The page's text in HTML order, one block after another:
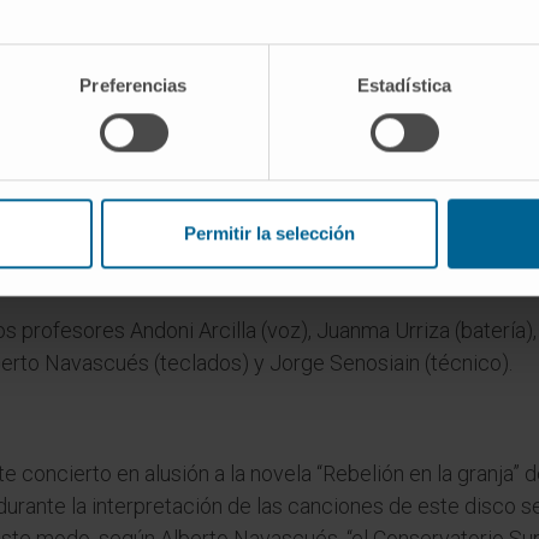
Preferencias Estadística
Permitir la selección
aniversario del disco “Animals” de la banda de rock
(Paseo Antonio Pérez Goyena, 1, Pamplona). “La
auditorio o en la recepción del CIMA (Avda. Pío XII,
todo el que lo desee realice su aportación, que se
Cualquier donación, por pequeña que sea, ayuda a
el párkinson o los problemas cardiovasculares”,
desee colaborar con la “Fila cero” puede hacerlo a
en su página web: helpify.es.
profesores Andoni Arcilla (voz), Juanma Urriza
Navascués (teclados) y Jorge Senosiain (técnico).
concierto en alusión a la novela “Rebelión en la granja”
la interpretación de las canciones de este disco